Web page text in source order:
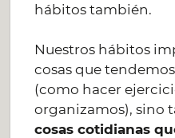
hábitos también.
Nuestros hábitos
cosas que
(como hacer
organizamos), sino
cosas cotidianas